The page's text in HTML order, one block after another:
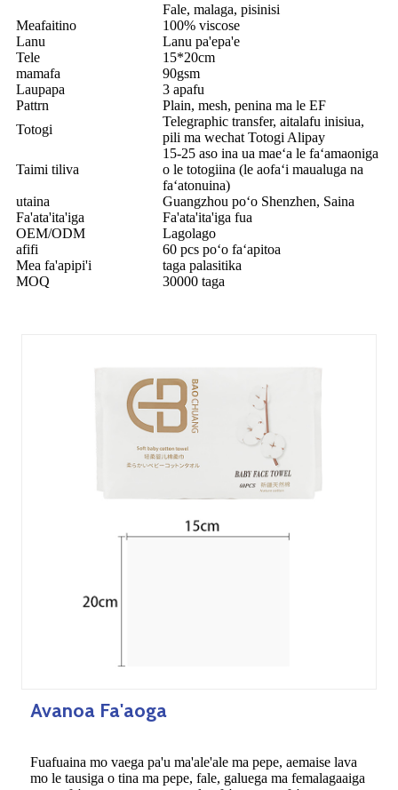
Fale, malaga, pisinisi
Meafaitino
100% viscose
Lanu
Lanu pa'epa'e
Tele
15*20cm
mamafa
90gsm
Laupapa
3 apafu
Pattrn
Plain, mesh, penina ma le EF
Totogi
Telegraphic transfer, aitalafu inisiua,
pili ma wechat Totogi Alipay
Taimi tiliva
15-25 aso ina ua maeʻa le faʻamaoniga
o le totogiina (le aofaʻi maualuga na
faʻatonuina)
utaina
Guangzhou poʻo Shenzhen, Saina
Fa'ata'ita'iga
Fa'ata'ita'iga fua
OEM/ODM
Lagolago
afifi
60 pcs poʻo faʻapitoa
Mea fa'apipi'i
taga palasitika
MOQ
30000 taga
Avanoa Fa'aoga
Fuafuaina mo vaega pa'u ma'ale'ale ma pepe, aemaise lava
mo le tausiga o tina ma pepe, fale, galuega ma femalagaaiga